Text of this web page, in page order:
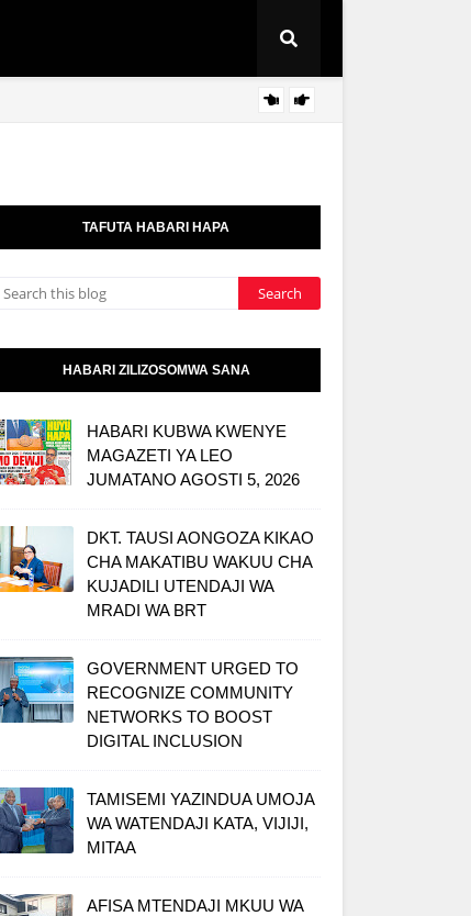
TAFUTA HABARI HAPA
HABARI ZILIZOSOMWA SANA
HABARI KUBWA KWENYE
MAGAZETI YA LEO
JUMATANO AGOSTI 5, 2026
DKT. TAUSI AONGOZA KIKAO
CHA MAKATIBU WAKUU CHA
KUJADILI UTENDAJI WA
MRADI WA BRT
GOVERNMENT URGED TO
RECOGNIZE COMMUNITY
NETWORKS TO BOOST
DIGITAL INCLUSION
TAMISEMI YAZINDUA UMOJA
WA WATENDAJI KATA, VIJIJI,
MITAA
AFISA MTENDAJI MKUU WA